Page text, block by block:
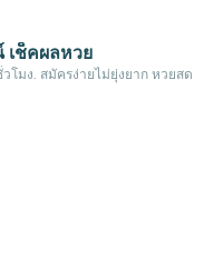
เช็คผลหวย
โมง. สมัครง่ายไม่ยุ่งยาก หวยสด